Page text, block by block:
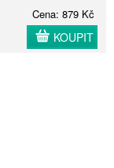
Cena: 879 Kč
KOUPIT